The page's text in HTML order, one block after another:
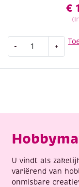
€
- +
U vindt als
variërend van
onmisbare